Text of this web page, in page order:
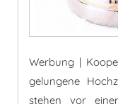
Werbung |
gelungene
stehen vor